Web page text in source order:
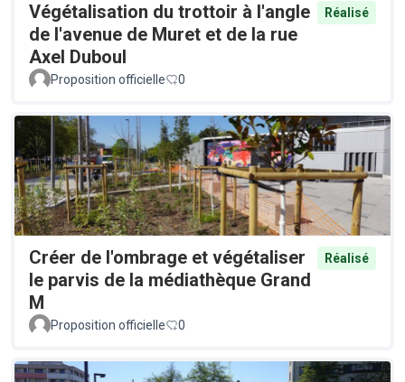
Végétalisation du trottoir à l'angle
de l'avenue de Muret et de la rue
Axel Duboul
Réalisé
Proposition officielle 0
Créer de l'ombrage et végétaliser
le parvis de la médiathèque Grand
M
Réalisé
Proposition officielle 0